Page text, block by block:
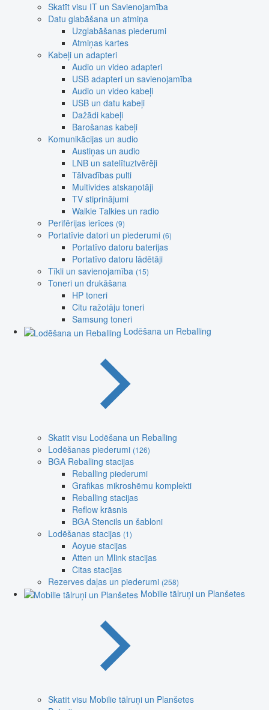
Skatīt visu IT un Savienojamība
Datu glabāšana un atmiņa
Uzglabāšanas piederumi
Atmiņas kartes
Kabeļi un adapteri
Audio un video adapteri
USB adapteri un savienojamība
Audio un video kabeļi
USB un datu kabeļi
Dažādi kabeļi
Barošanas kabeļi
Komunikācijas un audio
Austiņas un audio
LNB un satelītuztvērēji
Tālvadības pulti
Multivides atskaņotāji
TV stiprinājumi
Walkie Talkies un radio
Perifērijas ierīces (9)
Portatīvie datori un piederumi (6)
Portatīvo datoru baterijas
Portatīvo datoru lādētāji
Tīkli un savienojamība (15)
Toneri un drukāšana
HP toneri
Citu ražotāju toneri
Samsung toneri
Lodēšana un Reballing
Skatīt visu Lodēšana un Reballing
Lodēšanas piederumi (126)
BGA Reballing stacijas
Reballing piederumi
Grafikas mikroshēmu komplekti
Reballing stacijas
Reflow krāsnis
BGA Stencils un šabloni
Lodēšanas stacijas (1)
Aoyue stacijas
Atten un Mlink stacijas
Citas stacijas
Rezerves daļas un piederumi (258)
Mobilie tālruņi un Planšetes
Skatīt visu Mobilie tālruņi un Planšetes